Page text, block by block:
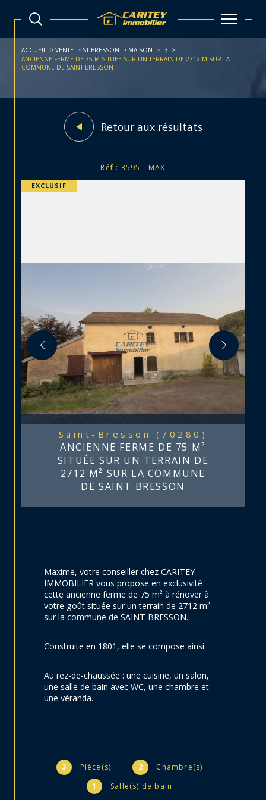
ACCUEIL VENTE ST BRESSON MAISON
T3
ANCIENNE FERME DE 75 M SITUEE SUR UN TERRAIN DE 2712 M SUR LA
COMMUNE DE SAINT BRESSON
Retour aux résultats
Réf : 3595 - MAX
EXCLUSIF
Saint-Bresson (70280)
ANCIENNE FERME DE 75 M²
SITUÉE SUR UN TERRAIN DE
2712 M² SUR LA COMMUNE
DE SAINT BRESSON
3 Pièce(s) 2
Chambre(s)
1
Salle(s) de bain
Maxime, votre conseiller chez CARITEY
IMMOBILIER vous propose en exclusivité
cette ancienne ferme de 75 m² à rénover à
votre goût située sur un terrain de 2712 m²
sur la commune de SAINT BRESSON.
Construite en 1801, elle se compose ainsi:
Au rez-de-chaussée : une cuisine, un salon,
une salle de bain avec WC, une chambre et
une véranda.